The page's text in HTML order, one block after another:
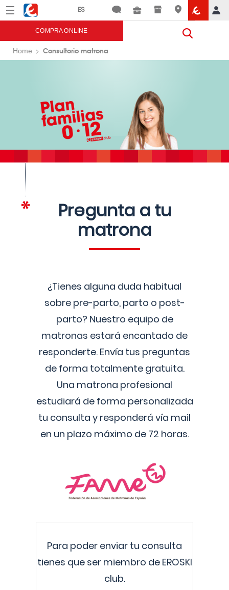
Menú Eroski
COMPRA ONLINE
Home Consultorio matrona
Pregunta a tu
matrona
¿Tienes alguna duda habitual
sobre pre-parto, parto o post-
parto? Nuestro equipo de
matronas estará encantado de
responderte. Envía tus preguntas
de forma totalmente gratuita.
Una matrona profesional
estudiará de forma personalizada
tu consulta y responderá vía mail
en un plazo máximo de 72 horas.
Para poder enviar tu consulta
tienes que ser miembro de EROSKI
club.